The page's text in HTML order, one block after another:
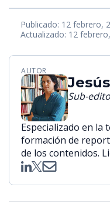
Publicado: 12 febrero,
Actualizado: 12
AUTOR
Sub-
Especializado en la
formación de
de los contenidos.